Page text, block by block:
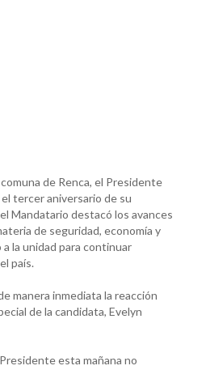
de Renca, el Presidente
tercer aniversario de su
Mandatario destacó los avances
de seguridad, economía y
la unidad para continuar
país.
manera inmediata la reacción
de la candidata, Evelyn
esta mañana no